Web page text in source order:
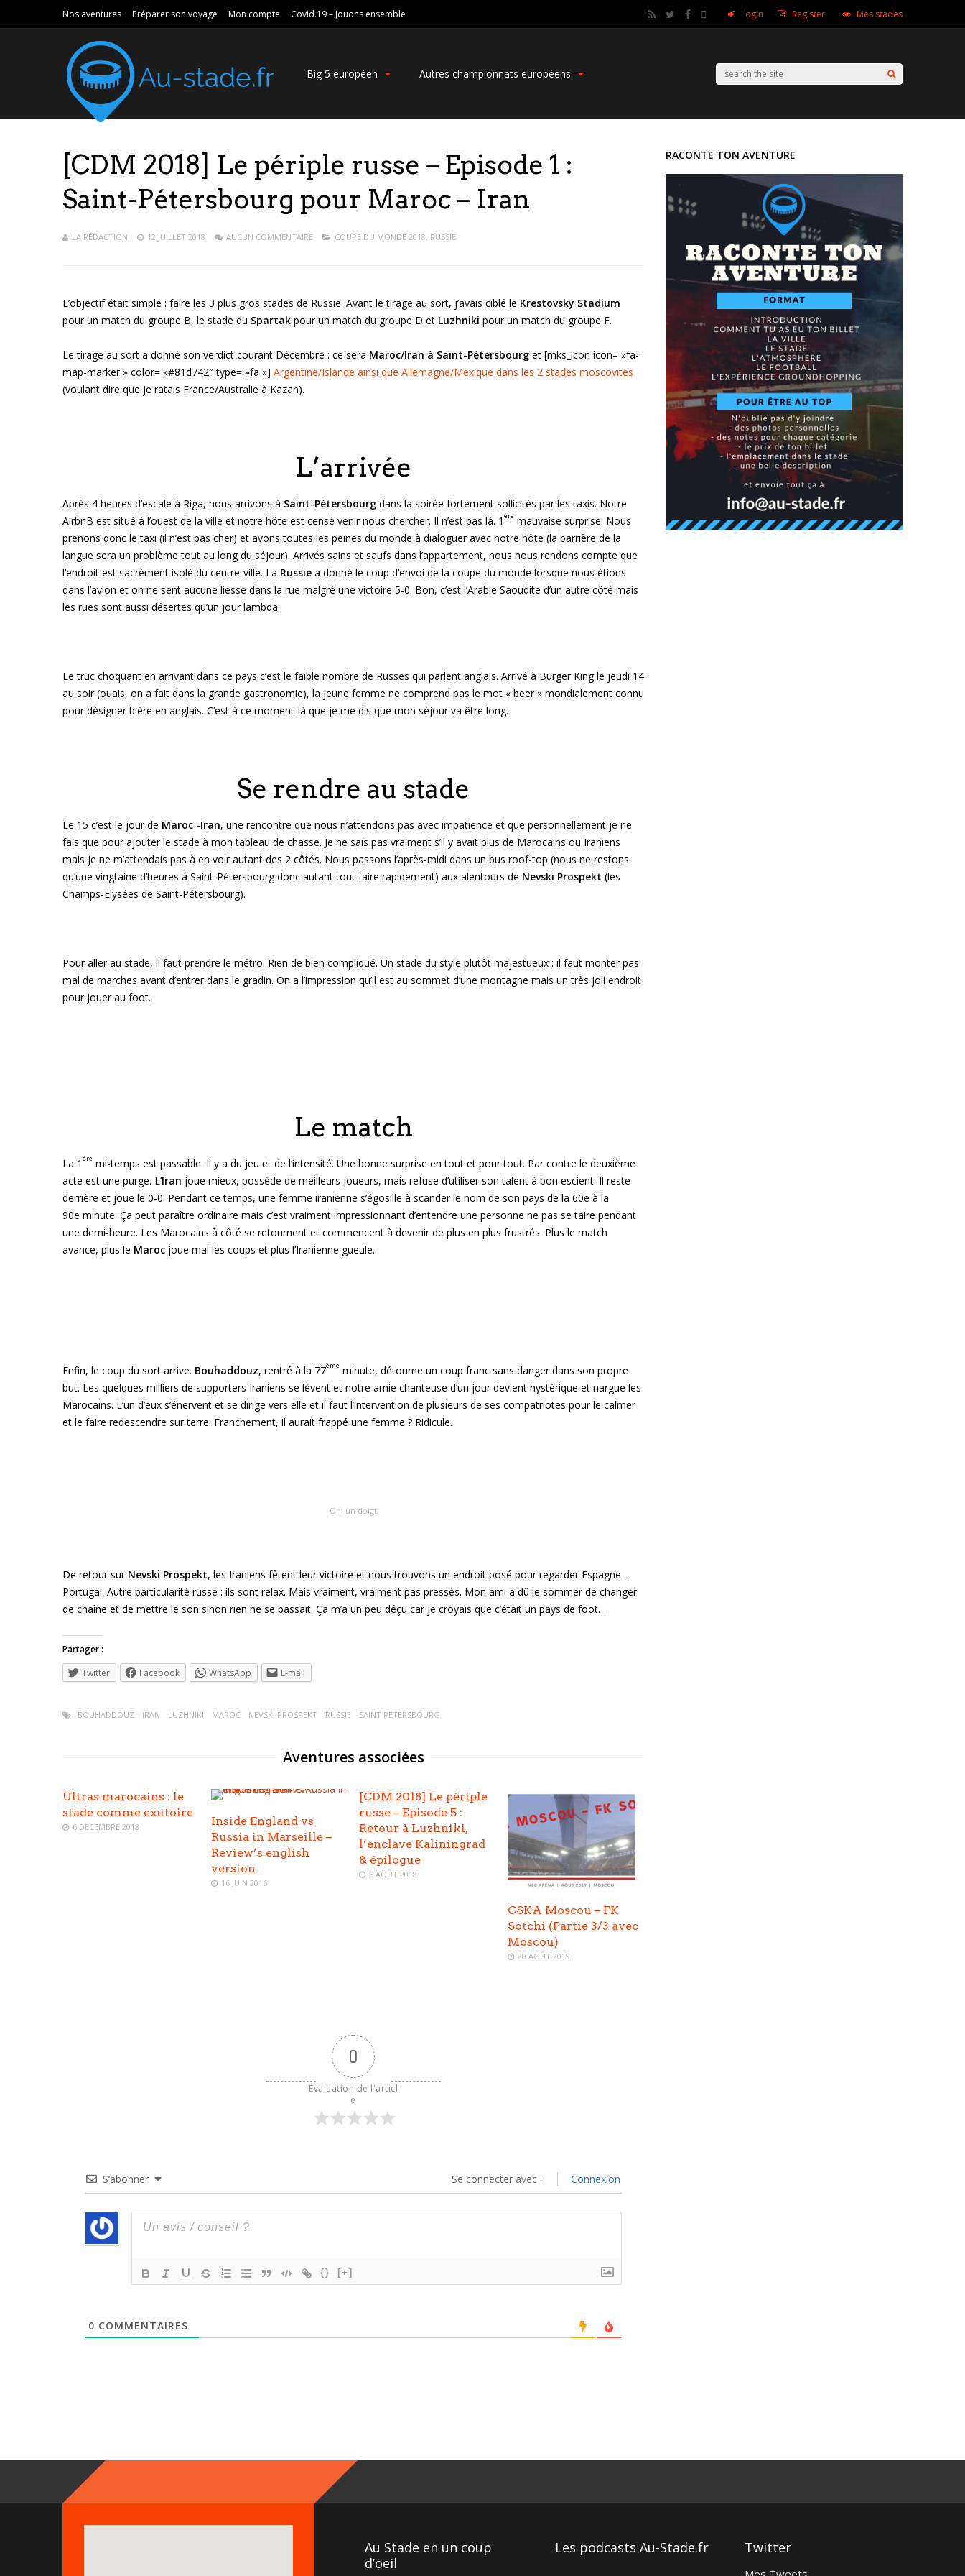
Nos aventures Préparer son voyage Mon compte Covid.19 – Jouons ensemble Login Register Mes stades
Big 5 européen Autres championnats européens
[CDM 2018] Le périple russe – Episode 1 :
Saint-Pétersbourg pour Maroc – Iran
LA RÉDACTION 12 JUILLET 2018 AUCUN COMMENTAIRE COUPE DU MONDE 2018, RUSSIE
L’objectif était simple : faire les 3 plus gros stades de Russie. Avant le tirage au sort, j’avais ciblé le Krestovsky Stadium
pour un match du groupe B, le stade du Spartak pour un match du groupe D et Luzhniki pour un match du groupe F.
Le tirage au sort a donné son verdict courant Décembre : ce sera Maroc/Iran à Saint-Pétersbourg et [mks_icon icon= »fa-
map-marker » color= »#81d742″ type= »fa »] Argentine/Islande ainsi que Allemagne/Mexique dans les 2 stades moscovites
(voulant dire que je ratais France/Australie à Kazan).
L’arrivée
Après 4 heures d’escale à Riga, nous arrivons à Saint-Pétersbourg dans la soirée fortement sollicités par les taxis. Notre
AirbnB est situé à l’ouest de la ville et notre hôte est censé venir nous chercher. Il n’est pas là. 1 ère mauvaise surprise. Nous
prenons donc le taxi (il n’est pas cher) et avons toutes les peines du monde à dialoguer avec notre hôte (la barrière de la
langue sera un problème tout au long du séjour). Arrivés sains et saufs dans l’appartement, nous nous rendons compte que
l’endroit est sacrément isolé du centre-ville. La Russie a donné le coup d’envoi de la coupe du monde lorsque nous étions
dans l’avion et on ne sent aucune liesse dans la rue malgré une victoire 5-0. Bon, c’est l’Arabie Saoudite d’un autre côté mais
les rues sont aussi désertes qu’un jour lambda.
Le truc choquant en arrivant dans ce pays c’est le faible nombre de Russes qui parlent anglais. Arrivé à Burger King le jeudi 14
au soir (ouais, on a fait dans la grande gastronomie), la jeune femme ne comprend pas le mot « beer » mondialement connu
pour désigner bière en anglais. C’est à ce moment-là que je me dis que mon séjour va être long.
Se rendre au stade
Le 15 c’est le jour de Maroc -Iran, une rencontre que nous n’attendons pas avec impatience et que personnellement je ne
fais que pour ajouter le stade à mon tableau de chasse. Je ne sais pas vraiment s’il y avait plus de Marocains ou Iraniens
mais je ne m’attendais pas à en voir autant des 2 côtés. Nous passons l’après-midi dans un bus roof-top (nous ne restons
qu’une vingtaine d’heures à Saint-Pétersbourg donc autant tout faire rapidement) aux alentours de Nevski Prospekt (les
Champs-Elysées de Saint-Pétersbourg).
Pour aller au stade, il faut prendre le métro. Rien de bien compliqué. Un stade du style plutôt majestueux : il faut monter pas
mal de marches avant d’entrer dans le gradin. On a l’impression qu’il est au sommet d’une montagne mais un très joli endroit
pour jouer au foot.
Le match
La 1 ère mi-temps est passable. Il y a du jeu et de l’intensité. Une bonne surprise en tout et pour tout. Par contre le deuxième
acte est une purge. L’Iran joue mieux, possède de meilleurs joueurs, mais refuse d’utiliser son talent à bon escient. Il reste
derrière et joue le 0-0. Pendant ce temps, une femme iranienne s’égosille à scander le nom de son pays de la 60e à la
90e minute. Ça peut paraître ordinaire mais c’est vraiment impressionnant d’entendre une personne ne pas se taire pendant
une demi-heure. Les Marocains à côté se retournent et commencent à devenir de plus en plus frustrés. Plus le match
avance, plus le Maroc joue mal les coups et plus l’Iranienne gueule.
Enfin, le coup du sort arrive. Bouhaddouz, rentré à la 77ème minute, détourne un coup franc sans danger dans son propre
but. Les quelques milliers de supporters Iraniens se lèvent et notre amie chanteuse d’un jour devient hystérique et nargue les
Marocains. L’un d’eux s’énervent et se dirige vers elle et il faut l’intervention de plusieurs de ses compatriotes pour le calmer
et le faire redescendre sur terre. Franchement, il aurait frappé une femme ? Ridicule.
Oh, un doigt
De retour sur Nevski Prospekt, les Iraniens fêtent leur victoire et nous trouvons un endroit posé pour regarder Espagne –
Portugal. Autre particularité russe : ils sont relax. Mais vraiment, vraiment pas pressés. Mon ami a dû le sommer de changer
de chaîne et de mettre le son sinon rien ne se passait. Ça m’a un peu déçu car je croyais que c’était un pays de foot…
Partager :
Twitter
Facebook WhatsApp E-mail
BOUHADDOUZ IRAN LUZHNIKI MAROC NEVSKI PROSPEKT RUSSIE SAINT PETERSBOURG
Aventures associées
Ultras marocains : le
stade comme exutoire
6 DÉCEMBRE 2018
Inside England vs
Russia in Marseille –
Review’s english
version
16 JUIN 2016
[CDM 2018] Le périple
russe – Episode 5 :
Retour à Luzhniki,
l’enclave Kaliningrad
& épilogue
6 AOÛT 2018
CSKA Moscou – FK
Sotchi (Partie 3/3 avec
Moscou)
20 AOÛT 2019
0
Évaluation de l'articl
e
S’abonner Se connecter avec : Connexion
{} [+]
0 COMMENTAIRES
RACONTE TON AVENTURE
Au Stade en un coup
d’oeil
Les podcasts Au-Stade.fr Twitter